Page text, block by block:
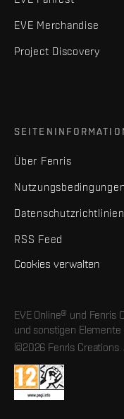
EVE Merchandise
Project Discovery
Über Fenris
Nutzungsbedingungen
Datenschutzrichtlinien
RSS Feed
Cookies verwalten
EVE Online® und
und sonstigen Elemente
©2026 Fenris Creations.